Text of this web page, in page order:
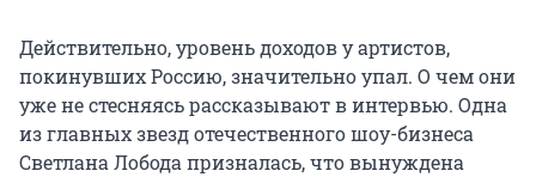
Действительно, уровень доходов у артистов,
покинувших Россию, значительно упал. О чем они
уже не стесняясь рассказывают в интервью. Одна
из главных звезд отечественного шоу-бизнеса
Светлана Лобода призналась, что вынуждена